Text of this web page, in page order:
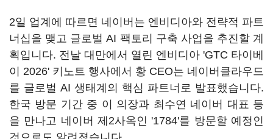
2일 업계에 따르면 네이버는 엔비디아와 전략적 파트
너십을 맺고 글로벌 AI 팩토리 구축 사업을 추진할 계
획입니다. 전날 대만에서 열린 엔비디아 'GTC 타이베
이 2026' 키노트 행사에서 황 CEO는 네이버클라우드
를 글로벌 AI 생태계의 핵심 파트너로 발표했습니다.
한국 방문 기간 중 이 의장과 최수연 네이버 대표 등
을 만나고 네이버 제2사옥인 '1784'를 방문할 예정인